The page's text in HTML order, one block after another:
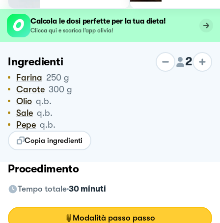
Calcola le dosi perfette per la tua dieta!
Clicca qui e scarica l’app olivia!
Ingredienti 2
Farina 250 g
Carote 300 g
Olio q.b.
Sale q.b.
Pepe q.b.
Copia ingredienti
Procedimento
Tempo totale 30 minuti
Modalità passo passo